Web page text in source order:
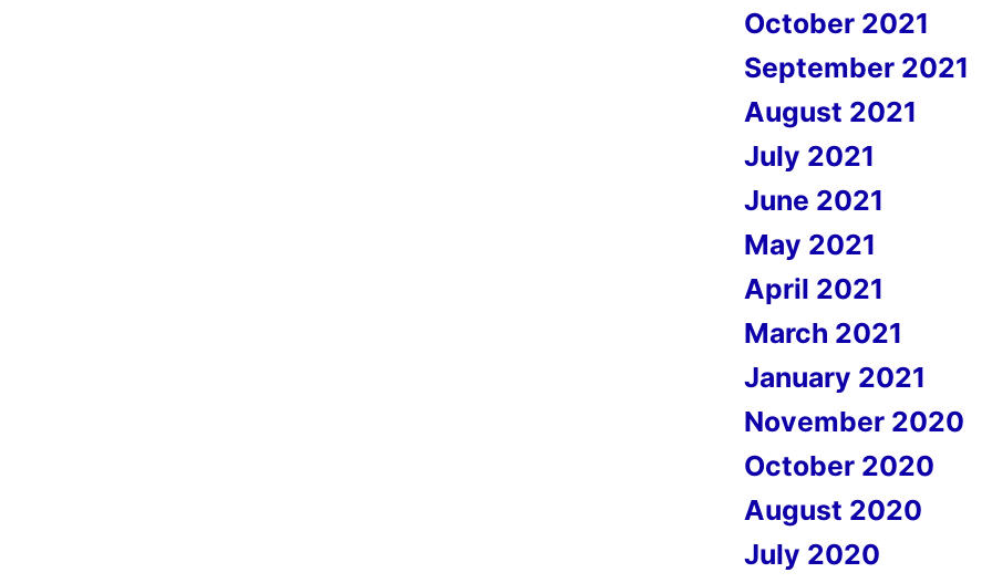
October 2021
September 2021
August 2021
July 2021
June 2021
May 2021
April 2021
March 2021
January 2021
November 2020
October 2020
August 2020
July 2020